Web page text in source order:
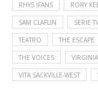
RHYS IFANS RORY
SAM CLAFLIN SERIE
TEATRO THE ESCAPE
THE VOICES
VITA SACKVILLE-WEST